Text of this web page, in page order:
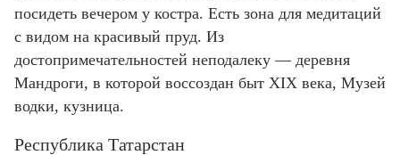
посидеть вечером у костра. Есть зона для медитаций
с видом на красивый пруд. Из
достопримечательностей неподалеку — деревня
Мандроги, в которой воссоздан быт XIX века, Музей
водки, кузница.
Республика Татарстан